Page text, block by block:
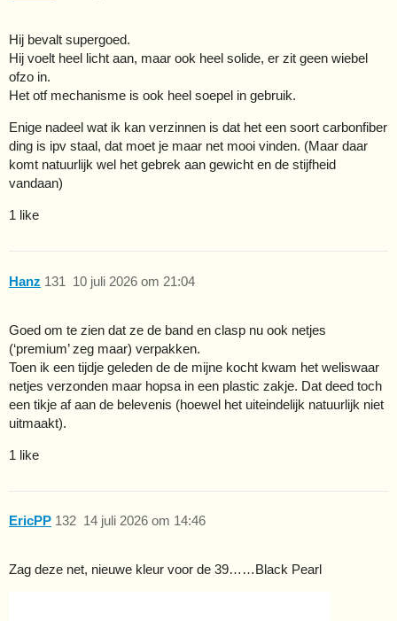
Hij bevalt supergoed.
Hij voelt heel licht aan, maar ook heel solide, er zit geen wiebel
ofzo in.
Het otf mechanisme is ook heel soepel in gebruik.
Enige nadeel wat ik kan verzinnen is dat het een soort carbonfiber
ding is ipv staal, dat moet je maar net mooi vinden. (Maar daar
komt natuurlijk wel het gebrek aan gewicht en de stijfheid
vandaan)
1 like
Hanz 10 juli 2026 om 21:04
131
Goed om te zien dat ze de band en clasp nu ook netjes
(‘premium’ zeg maar) verpakken.
Toen ik een tijdje geleden de de mijne kocht kwam het weliswaar
netjes verzonden maar hopsa in een plastic zakje. Dat deed toch
een tikje af aan de belevenis (hoewel het uiteindelijk natuurlijk niet
uitmaakt).
1 like
EricPP 14 juli 2026 om 14:46
132
Zag deze net, nieuwe kleur voor de 39……Black Pearl